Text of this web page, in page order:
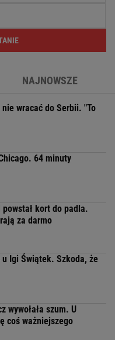
NAJNOWSZE
wracać do Serbii. "To
64 minuty
powstał kort do padla.
za darmo
Igi Świątek. Szkoda, że
wywołała szum. U
coś ważniejszego